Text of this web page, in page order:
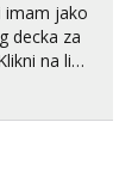
imam jako
decka za